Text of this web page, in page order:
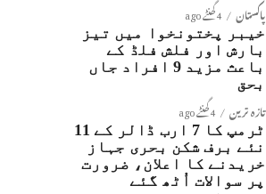
پاکستان 4 گھنٹے ago
خیبر پختونخوا میں تیز
بارش اور فلش فلڈ کے
باعث مزید 9 افراد جاں
بحق
تازہ ترین 4 گھنٹے ago
ٹرمپ کا 7 ارب ڈالر کے 11
نئے برف شکن بحری جہاز
خریدنے کا اعلان، ضرورت
پر سوالات اُٹھ گئے